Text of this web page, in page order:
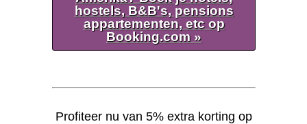
hostels, B&B's, pensions
appartementen, etc op
Booking.com »
Profiteer nu van 5% extra korting op